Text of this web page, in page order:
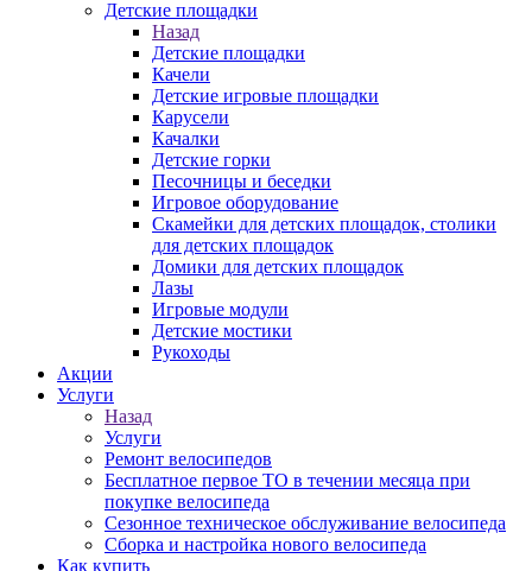
Детские площадки
Назад
Детские площадки
Качели
Детские игровые площадки
Карусели
Качалки
Детские горки
Песочницы и беседки
Игровое оборудование
Скамейки для детских площадок, столики
для детских площадок
Домики для детских площадок
Лазы
Игровые модули
Детские мостики
Рукоходы
Акции
Услуги
Назад
Услуги
Ремонт велосипедов
Бесплатное первое ТО в течении месяца при
покупке велосипеда
Сезонное техническое обслуживание велосипеда
Сборка и настройка нового велосипеда
Как купить